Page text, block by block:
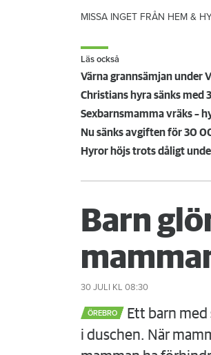
MISSA INGET FRÅN HEM &
Läs också
Värna grannsämjan under
Christians hyra sänks med
Sexbarnsmamma vräks –
Nu sänks avgiften för 30
Hyror höjs trots dåligt
Barn
30 JULI KL 08:30
ÖREBRO
Ett barn
i duschen. När